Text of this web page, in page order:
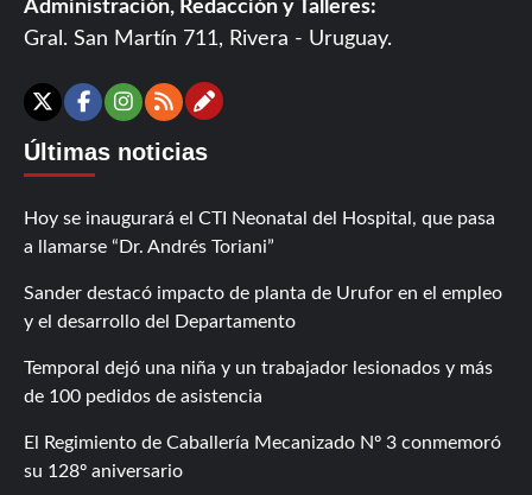
Administración, Redacción y Talleres:
Gral. San Martín 711, Rivera - Uruguay.
X Facebook
Instagram
RSSContáctanos
Últimas noticias
Hoy se inaugurará el CTI Neonatal del Hospital, que pasa
a llamarse “Dr. Andrés Toriani”
Sander destacó impacto de planta de Urufor en el empleo
y el desarrollo del Departamento
Temporal dejó una niña y un trabajador lesionados y más
de 100 pedidos de asistencia
El Regimiento de Caballería Mecanizado Nº 3 conmemoró
su 128º aniversario